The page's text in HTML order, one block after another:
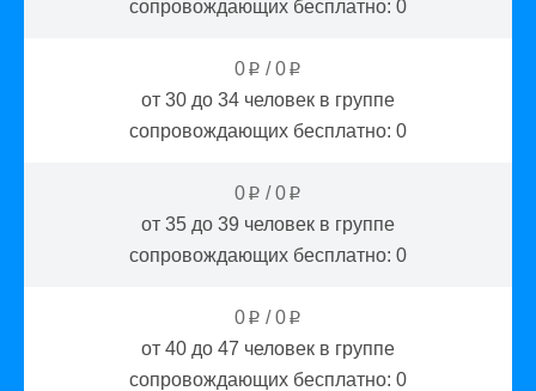
сопровождающих бесплатно: 0
0 p /0 p
от 30 до 34 человек в группе
сопровождающих бесплатно: 0
0 p /0 p
от 35 до 39 человек в группе
сопровождающих бесплатно: 0
0 p /0 p
от 40 до 47 человек в группе
сопровождающих бесплатно: 0